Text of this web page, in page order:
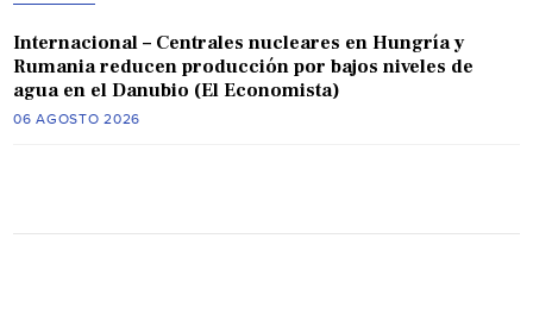
Internacional – Centrales nucleares en Hungría y
Rumania reducen producción por bajos niveles de
agua en el Danubio (El Economista)
06 AGOSTO 2026